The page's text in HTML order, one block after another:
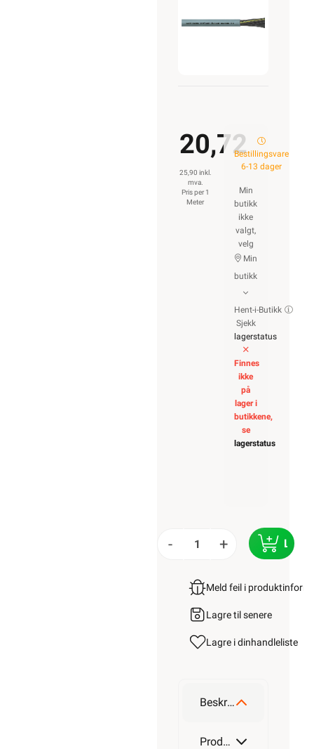
20,72
25,90 inkl.
mva.
Pris per 1
Meter
Bestillingsvare
6-13 dager
Min
butikk
ikke
valgt,
velg
Min
butikk
Hent-i-Butikk
Sjekk
lagerstatus
Finnes
ikke
på
lager i
butikkene,
se
lagerstatus
- +
Meld feil i
Lagre til senere
Lagre i dinhandleliste
Beskrivelse
Produktdetaljer